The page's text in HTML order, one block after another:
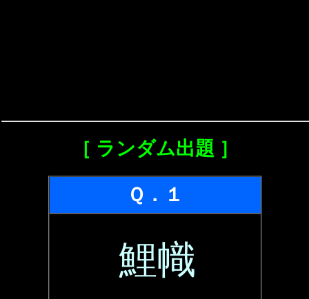
［ ランダム出題 ］
Ｑ．１
鯉幟